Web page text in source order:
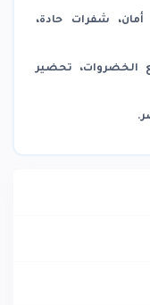
شفرات حادة،
الخضروات، تحضير